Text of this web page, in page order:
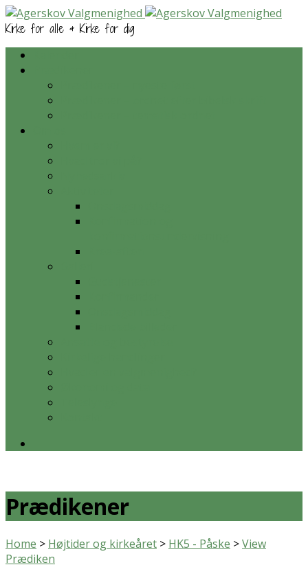
Kirke for alle & Kirke for dig
Prædikener
Home > Højtider og kirkeåret > HK5 - Påske >View
Prædiken